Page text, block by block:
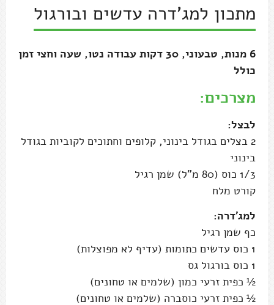
מתכון למג'דרה עדשים ובורגול
6 מנות, טבעוני, 30 דקות עבודה נטו, שעה וחצי זמן
כולל
מצרכים:
לבצל:
2 בצלים בגודל בינוני, קלופים וחתוכים לקוביות בגודל
בינוני
1/3 כוס (80 מ"ל) שמן רגיל
קורט מלח
למג'דרה:
כף שמן רגיל
1 כוס עדשים כתומות (עדיף לא מפוצלות)
1 כוס בורגול גס
½ כפית זרעי כמון (שלמים או טחונים)
½ כפית זרעי כוסברה (שלמים או טחונים)